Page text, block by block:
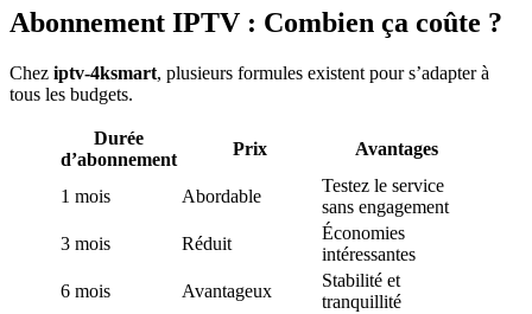
Abonnement IPTV : Combien ça coûte ?
Chez iptv-4ksmart, plusieurs formules existent pour s’adapter à
tous les budgets.
Durée
d’abonnement
Prix Avantages
1 mois Abordable
Testez le service
sans engagement
3 mois
Réduit
Économies
intéressantes
6 mois
Avantageux
Stabilité et
tranquillité